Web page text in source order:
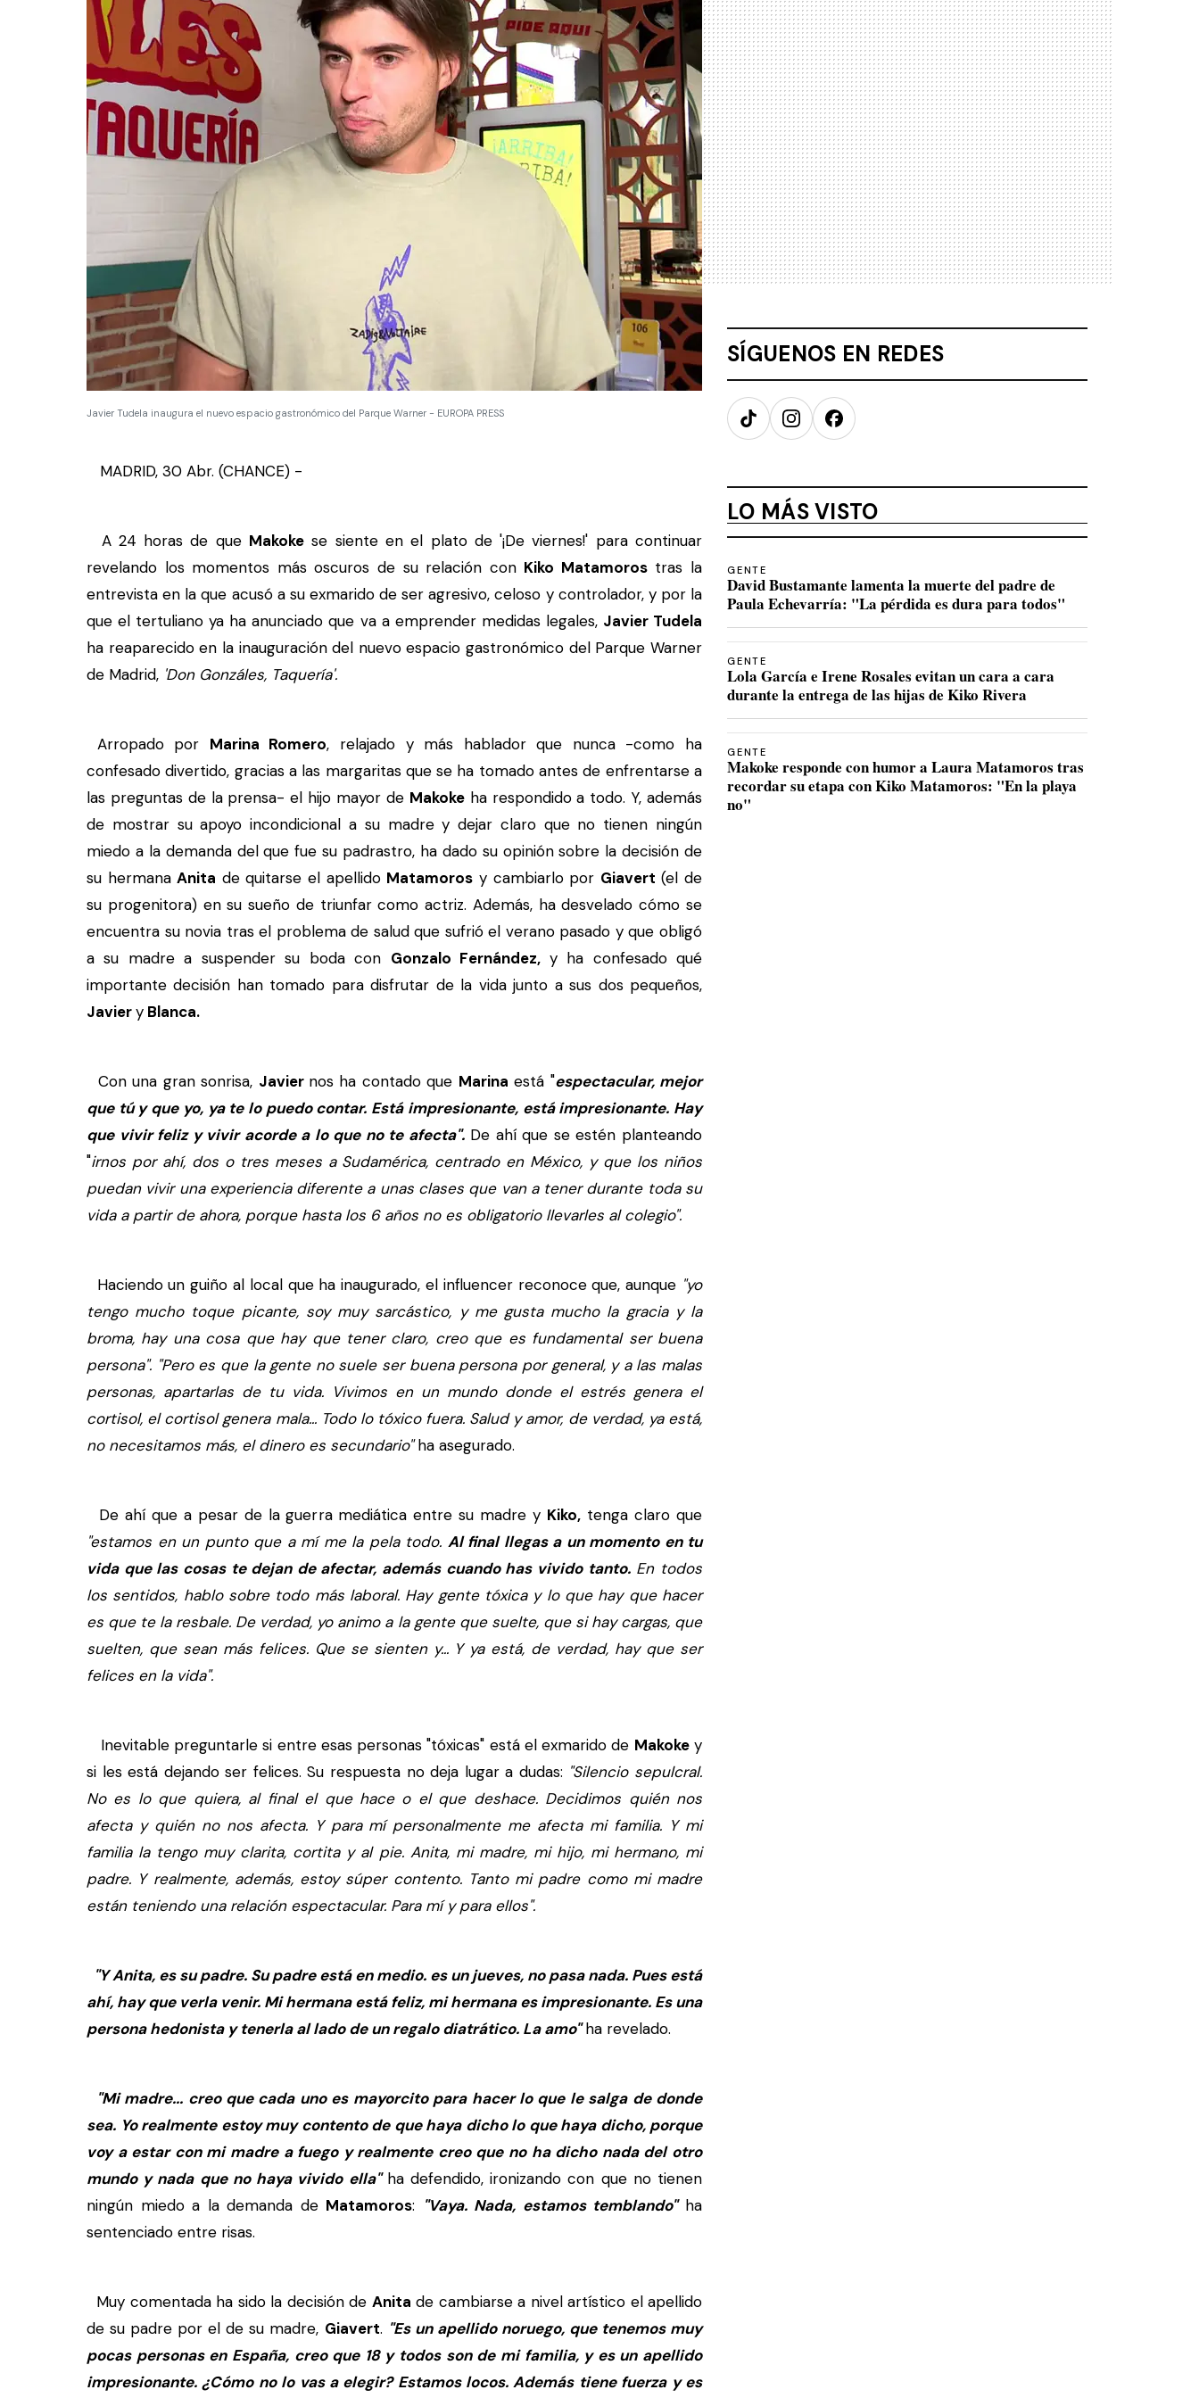
Javier Tudela inaugura el nuevo espacio gastronómico del Parque Warner - EUROPA PRESS
MADRID, 30 Abr. (CHANCE) -
A 24 horas de que Makoke se siente en el plato de '¡De viernes!' para continuar
revelando los momentos más oscuros de su relación con Kiko Matamorostras la
entrevista en la que acusó a su exmarido de ser agresivo, celoso y controlador, y por la
que el tertuliano ya ha anunciado que va a emprender medidas legales, Javier Tudela
ha reaparecido en la inauguración del nuevo espacio gastronómico del Parque Warner
de Madrid, 'Don Gonzáles, Taquería'.
Arropado por Marina Romero, relajado y más hablador que nunca -como ha
confesado divertido, gracias a las margaritas que se ha tomado antes de enfrentarse a
las preguntas de la prensa- el hijo mayor de Makokeha respondido a todo. Y, además
de mostrar su apoyo incondicional a su madre y dejar claro que no tienen ningún
miedo a la demanda del que fue su padrastro, ha dado su opinión sobre la decisión de
su hermanaAnita de quitarse el apellido Matamoros y cambiarlo por Giavert (el de
su progenitora) en su sueño de triunfar como actriz. Además, ha desvelado cómo se
encuentra su novia tras el problema de salud que sufrió el verano pasado y que obligó
a su madre a suspender su boda con Gonzalo Fernández, y ha confesado qué
importante decisión han tomado para disfrutar de la vida junto a sus dos pequeños,
Javiery Blanca.
Con una gran sonrisa, Javier nos ha contado que Marina está "espectacular, mejor
que tú y que yo, ya te lo puedo contar. Está impresionante, está impresionante. Hay
que vivir feliz y vivir acorde a lo que no te afecta".De ahí que se estén planteando
"irnos por ahí, dos o tres meses a Sudamérica, centrado en México, y que los niños
puedan vivir una experiencia diferente a unas clases que van a tener durante toda su
vida a partir de ahora, porque hasta los 6 años no es obligatorio llevarles al colegio".
Haciendo un guiño al local que ha inaugurado, el influencer reconoce que, aunque "yo
tengo mucho toque picante, soy muy sarcástico, y me gusta mucho la gracia y la
broma, hay una cosa que hay que tener claro, creo que es fundamental ser buena
persona". "Pero es que la gente no suele ser buena persona por general, y a las malas
personas, apartarlas de tu vida. Vivimos en un mundo donde el estrés genera el
cortisol, el cortisol genera mala... Todo lo tóxico fuera. Salud y amor, de verdad, ya está,
no necesitamos más, el dinero es secundario"ha asegurado.
De ahí que a pesar de la guerra mediática entre su madre y Kiko, tenga claro que
"estamos en un punto que a mí me la pela todo. Al final llegas a un momento en tu
vida que las cosas te dejan de afectar, además cuando has vivido tanto.En todos
los sentidos, hablo sobre todo más laboral. Hay gente tóxica y lo que hay que hacer
es que te la resbale. De verdad, yo animo a la gente que suelte, que si hay cargas, que
suelten, que sean más felices. Que se sienten y... Y ya está, de verdad, hay que ser
felices en la vida".
Inevitable preguntarle si entre esas personas "tóxicas" está el exmarido de Makokey
si les está dejando ser felices. Su respuesta no deja lugar a dudas: "Silencio sepulcral.
No es lo que quiera, al final el que hace o el que deshace. Decidimos quién nos
afecta y quién no nos afecta. Y para mí personalmente me afecta mi familia. Y mi
familia la tengo muy clarita, cortita y al pie. Anita, mi madre, mi hijo, mi hermano, mi
padre. Y realmente, además, estoy súper contento. Tanto mi padre como mi madre
están teniendo una relación espectacular. Para mí y para ellos".
"Y Anita, es su padre. Su padre está en medio. es un jueves, no pasa nada. Pues está
ahí, hay que verla venir. Mi hermana está feliz, mi hermana es impresionante. Es una
persona hedonista y tenerla al lado de un regalo diatrático. La amo"ha revelado.
"Mi madre... creo que cada uno es mayorcito para hacer lo que le salga de donde
sea. Yo realmente estoy muy contento de que haya dicho lo que haya dicho, porque
voy a estar con mi madre a fuego y realmente creo que no ha dicho nada del otro
mundo y nada que no haya vivido ella"ha defendido, ironizando con que no tienen
ningún miedo a la demanda de Matamoros: "Vaya. Nada, estamos temblando"ha
sentenciado entre risas.
Muy comentada ha sido la decisión de Anita de cambiarse a nivel artístico el apellido
de su padre por el de su madre, Giavert. "Es un apellido noruego, que tenemos muy
pocas personas en España, creo que 18 y todos son de mi familia, y es un apellido
impresionante. ¿Cómo no lo vas a elegir? Estamos locos. Además tiene fuerza y es
SÍGUENOS EN REDES
TikTokInstagramFacebook
LO MÁS VISTO
GENTE
David Bustamante lamenta la muerte del padre de
Paula Echevarría: "La pérdida es dura para todos"
GENTE
Lola García e Irene Rosales evitan un cara a cara
durante la entrega de las hijas de Kiko Rivera
GENTE
Makoke responde con humor a Laura Matamoros tras
recordar su etapa con Kiko Matamoros: "En la playa
no"